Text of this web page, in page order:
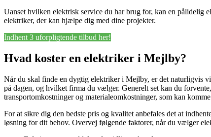
Uanset hvilken elektrisk service du har brug for, kan en
elektriker, der kan hjælpe dig med dine projekter.
Indhent 3 uforpligtende tilbud her!
Hvad koster en elektriker i Mejlby?
Når du skal finde en dygtig elektriker i Mejlby, er det naturligvis
på dagen, og hvilket firma du vælger. Generelt set kan du
transportomkostninger og materialeomkostninger, som kan
For at sikre dig den bedste pris og kvalitet anbefales det at
løsning for dit behov. Overvej følgende faktorer, når du vælger